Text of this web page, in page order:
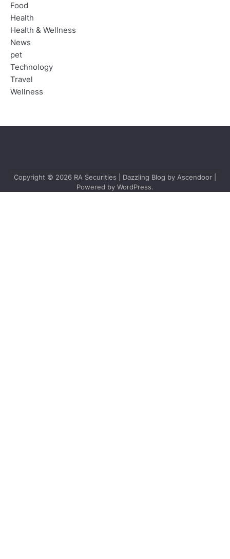
Food
Health
Health & Wellness
News
pet
Technology
Travel
Wellness
Copyright © 2026 RA Securities | Dazzling Blog by Ascendoor
Powered by WordPress.